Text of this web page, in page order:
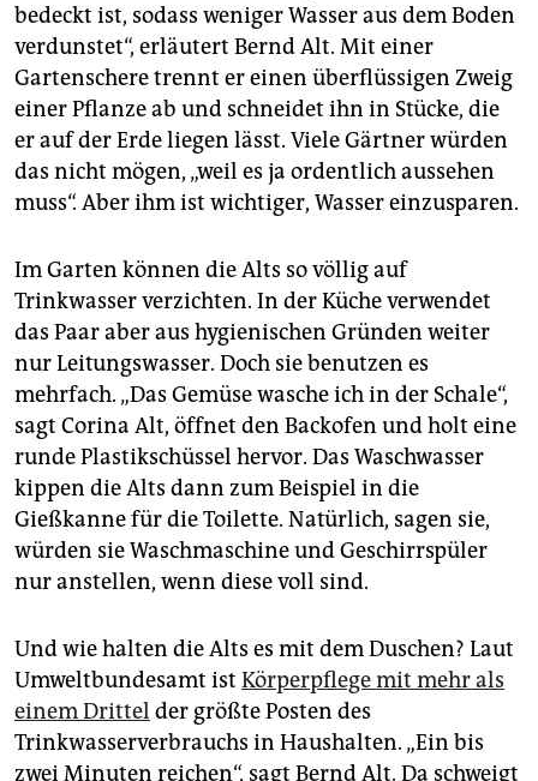
bedeckt ist, sodass weniger Wasser aus dem Boden
verdunstet“, erläutert Bernd Alt. Mit einer
Gartenschere trennt er einen überflüssigen Zweig
einer Pflanze ab und schneidet ihn in Stücke, die
er auf der Erde liegen lässt. Viele Gärtner würden
das nicht mögen, „weil es ja ordentlich aussehen
muss“. Aber ihm ist wichtiger, Wasser einzusparen.
Im Garten können die Alts so völlig auf
Trinkwasser verzichten. In der Küche verwendet
das Paar aber aus hygienischen Gründen weiter
nur Leitungswasser. Doch sie benutzen es
mehrfach. „Das Gemüse wasche ich in der Schale“,
sagt Corina Alt, öffnet den Backofen und holt eine
runde Plastikschüssel hervor. Das Waschwasser
kippen die Alts dann zum Beispiel in die
Gießkanne für die Toilette. Natürlich, sagen sie,
würden sie Waschmaschine und Geschirrspüler
nur anstellen, wenn diese voll sind.
Und wie halten die Alts es mit dem Duschen? Laut
Umweltbundesamt ist Körperpflege mit mehr als
einem Drittel der größte Posten des
Trinkwasserverbrauchs in Haushalten. „Ein bis
zwei Minuten reichen“, sagt Bernd Alt. Da schweigt